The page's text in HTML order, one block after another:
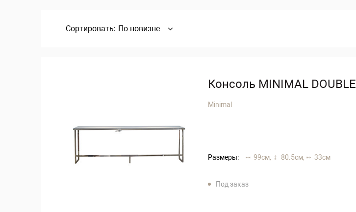
Сортировать: По новизне
Консоль MINIMAL DOUBLE
Minimal
Размеры: 99 см, 80.5 см, 33 см
Под заказ